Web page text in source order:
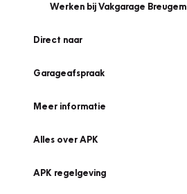
Werken bij Vakgarage Breugem
Direct naar
Garageafspraak
Meer informatie
Alles over APK
APK regelgeving